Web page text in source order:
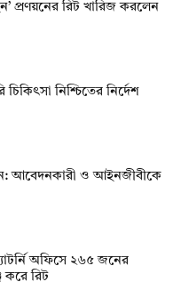
প্রণয়নের রিট খারিজ করলেন
নিশ্চিতের নির্দেশ
আবেদনকারী ও আইনজীবীকে
অফিসে ২৬৫ জনের
করে রিট